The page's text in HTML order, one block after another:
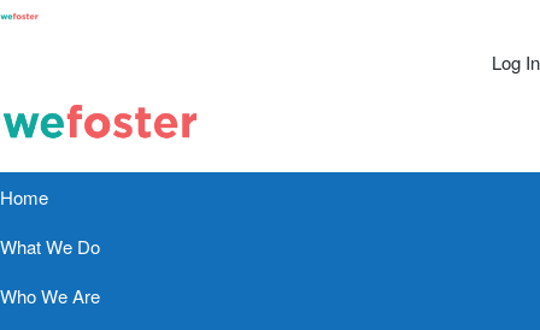
Log In
Home
What We Do
Who We Are